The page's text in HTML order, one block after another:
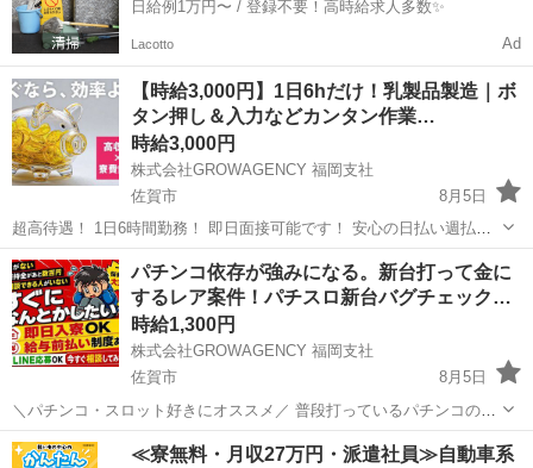
日給例1万円〜 / 登録不要！高時給求人多数✨
Lacotto Ad
【時給3,000円】1日6hだけ！乳製品製造｜ボ
タン押し＆入力などカンタン作業…
時給3,000円
株式会社GROWAGENCY 福岡支社
佐賀市
8月5日
超高待遇！ 1日6時間勤務！ 即日面接可能です！ 安心の日払い週払い
有♪ お仕事内容は3日あればマスターできちゃう簡単な内容！ 【仕事内
容】 乳製品を少量、専用の機械にセットしてボタンを押す 検査結果
を...
佐賀 佐賀市 無料
パチンコ依存が強みになる。新台打って金に
するレア案件！パチスロ新台バグチェック…
時給1,300円
株式会社GROWAGENCY 福岡支社
佐賀市
8月5日
＼パチンコ・スロット好きにオススメ／ 普段打っているパチンコの裏
側 気になりませんか…⁇ 好きなコトをしながら お金を稼げるって最高
ですよね。 ある意味これもギャンブルです。 あなたの人生がうまく...
佐賀 佐賀市 パチンコ 新台
≪寮無料・月収27万円・派遣社員≫自動車系